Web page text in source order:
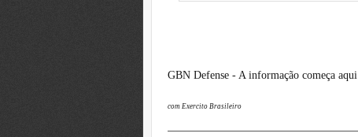
GBN Defense - A informação começa aqui
com Exercito Brasileiro